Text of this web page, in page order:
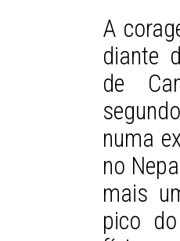
A
diante
de
numa
no
mais
pico